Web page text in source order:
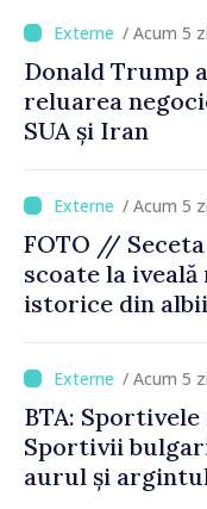
acoperit în
până la 44%
/ Acum 5
Donald Trump
reluarea
SUA și Iran
/ Acum 5
FOTO //
scoate la
istorice din
/ Acum 5
BTA:
Sportivii
aurul și